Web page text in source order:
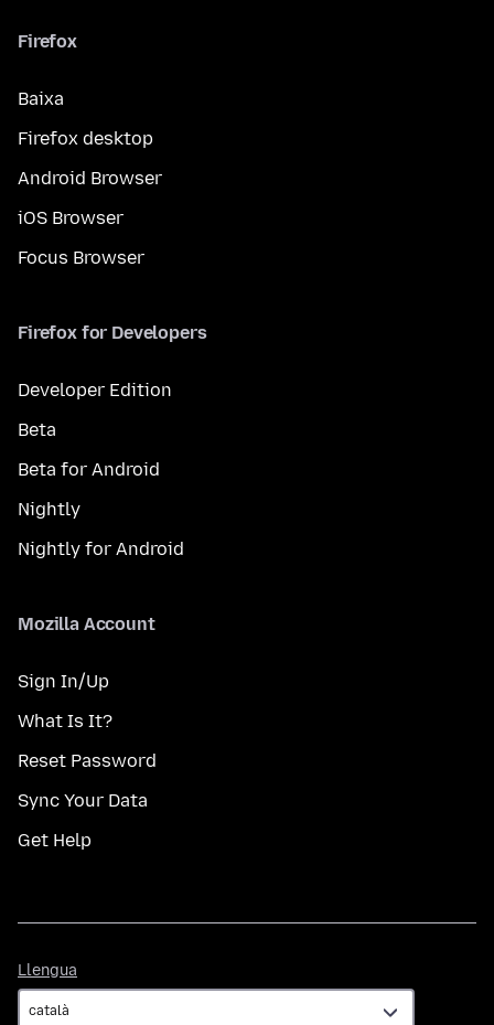
Firefox
Baixa
Firefox desktop
Android Browser
iOS Browser
Focus Browser
Firefox for Developers
Developer Edition
Beta
Beta for Android
Nightly
Nightly for Android
Mozilla Account
Sign In/Up
What Is It?
Reset Password
Sync Your Data
Get Help
Llengua